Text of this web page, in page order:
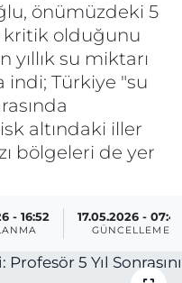
önümüzdeki 5
kritik olduğunu
yıllık su miktarı
indi; Türkiye "su
altındaki iller
bölgeleri de yer
- 16:52 17.05.2026 -
GÜNCELLEME